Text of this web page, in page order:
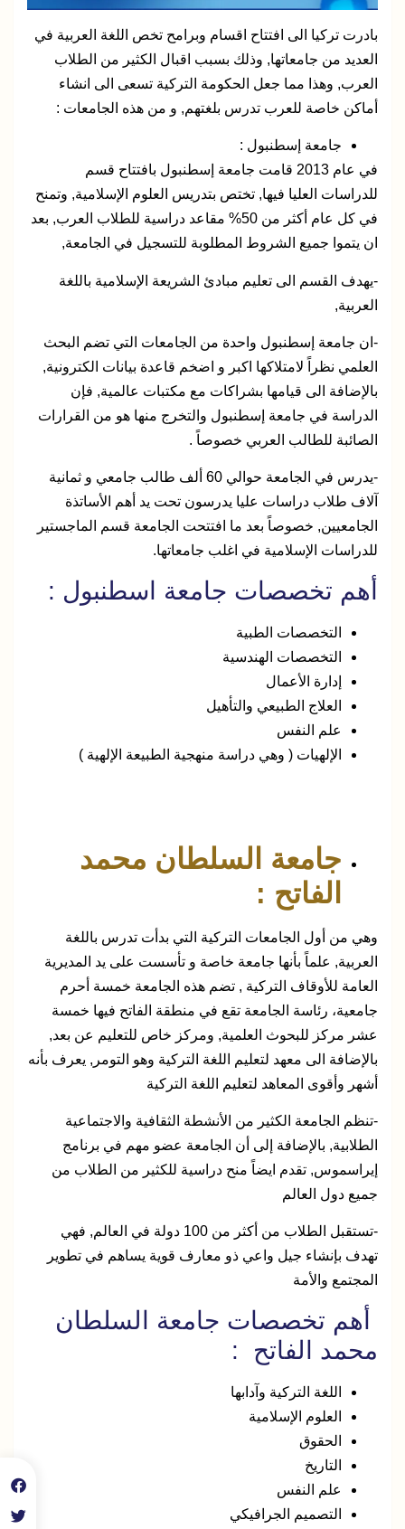
بادرت تركيا الى افتتاح اقسام وبرامح تخص اللغة العربية في
العديد من جامعاتها, وذلك بسبب اقبال الكثير من الطلاب
العرب, وهذا مما جعل الحكومة التركية تسعى الى انشاء
أماكن خاصة للعرب تدرس بلغتهم, و من هذه الجامعات :
جامعة إسطنبول :
في عام 2013 قامت جامعة إسطنبول بافتتاح قسم
للدراسات العليا فيها, تختص بتدريس العلوم الإسلامية, وتمنح
في كل عام أكثر من 50% مقاعد دراسية للطلاب العرب, بعد
ان يتموا جميع الشروط المطلوبة للتسجيل في الجامعة,
-يهدف القسم الى تعليم مبادئ الشريعة الإسلامية باللغة
العربية,
-ان جامعة إسطنبول واحدة من الجامعات التي تضم البحث
العلمي نظراً لامتلاكها اكبر و اضخم قاعدة بيانات الكترونية,
بالإضافة الى قيامها بشراكات مع مكتبات عالمية, فإن
الدراسة في جامعة إسطنبول والتخرج منها هو من القرارات
الصائبة للطالب العربي خصوصاً .
-يدرس في الجامعة حوالي 60 ألف طالب جامعي و ثمانية
آلاف طلاب دراسات عليا يدرسون تحت يد أهم الأساتذة
الجامعيين, خصوصاً بعد ما افتتحت الجامعة قسم الماجستير
للدراسات الإسلامية في اغلب جامعاتها.
أهم تخصصات جامعة اسطنبول :
التخصصات الطبية
التخصصات الهندسية
إدارة الأعمال
العلاج الطبيعي والتأهيل
علم النفس
الإلهيات ( وهي دراسة منهجية الطبيعة الإلهية )
جامعة السلطان محمد
الفاتح :
وهي من أول الجامعات التركية التي بدأت تدرس باللغة
العربية, علماً بأنها جامعة خاصة و تأسست على يد المديرية
العامة للأوقاف التركية , تضم هذه الجامعة خمسة أحرم
جامعية، رئاسة الجامعة تقع في منطقة الفاتح فيها خمسة
عشر مركز للبحوث العلمية, ومركز خاص للتعليم عن بعد,
بالإضافة الى معهد لتعليم اللغة التركية وهو التومر, يعرف بأنه
أشهر وأقوى المعاهد لتعليم اللغة التركية
-تنظم الجامعة الكثير من الأنشطة الثقافية والاجتماعية
الطلابية, بالإضافة إلى أن الجامعة عضو مهم في برنامج
إيراسموس, تقدم ايضاً منح دراسية للكثير من الطلاب من
جميع دول العالم
-تستقبل الطلاب من أكثر من 100 دولة في العالم, فهي
تهدف بإنشاء جيل واعي ذو معارف قوية يساهم في تطوير
المجتمع والأمة
أهم تخصصات جامعة السلطان
محمد الفاتح :
اللغة التركية وآدابها
العلوم الإسلامية
الحقوق
التاريخ
علم النفس
التصميم الجرافيكي